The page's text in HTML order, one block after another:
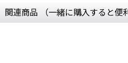
関連商品 （一緒に購入すると便